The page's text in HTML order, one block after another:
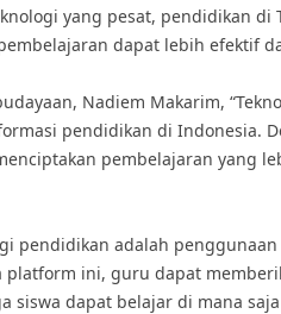
yang pesat, pendidikan di
dapat lebih efektif
Nadiem Makarim,
pendidikan di Indonesia.
pembelajaran yang
pendidikan adalah
platform ini, guru dapat
siswa dapat belajar di mana